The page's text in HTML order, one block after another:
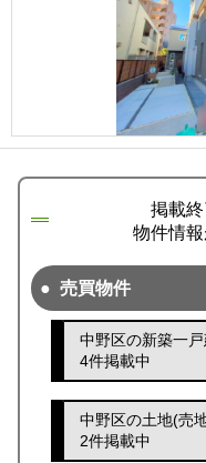
掲載終
物件情報
売買物件
中野区の新築一
4件掲載中
中野区の土地(売
2件掲載中